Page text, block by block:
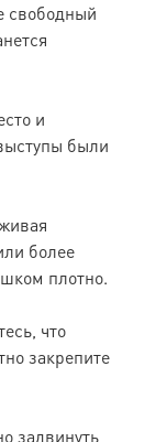
свободный
и
были
более
плотно.
что
закрепите
задвинуть